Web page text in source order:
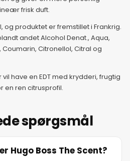
frisk duft.
og produktet er fremstillet i Frankrig.
andet Alcohol Denat., Aqua,
Coumarin, Citronellol, Citral og
have en EDT med krydderi, frugtig
ren citrusprofil.
spørgsmål
Hugo Boss The Scent?